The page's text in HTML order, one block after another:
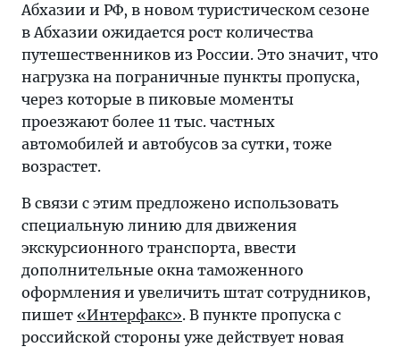
Абхазии и РФ, в новом туристическом сезоне
в Абхазии ожидается рост количества
путешественников из России. Это значит, что
нагрузка на пограничные пункты пропуска,
через которые в пиковые моменты
проезжают более 11 тыс. частных
автомобилей и автобусов за сутки, тоже
возрастет.
В связи с этим предложено использовать
специальную линию для движения
экскурсионного транспорта, ввести
дополнительные окна таможенного
оформления и увеличить штат сотрудников,
пишет «Интерфакс». В пункте пропуска с
российской стороны уже действует новая